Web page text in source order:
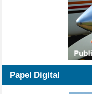
Papel Digital